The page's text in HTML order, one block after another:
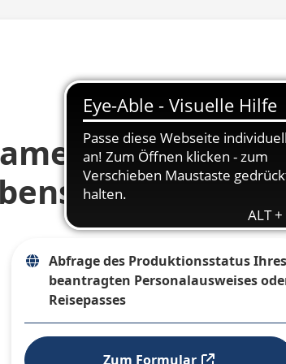
bei
Abfrage des Produktionsstatus Ihres
beantragten Personalausweises
Reisepasses
Zum Formular
und ausklappen